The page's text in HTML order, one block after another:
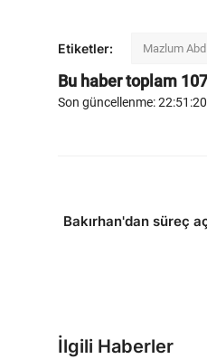
Etiketler: Mazlum Abdi
Bu haber toplam
Son güncellenme: 22:51:20
Bakırhan'dan süreç
İlgili Haberler